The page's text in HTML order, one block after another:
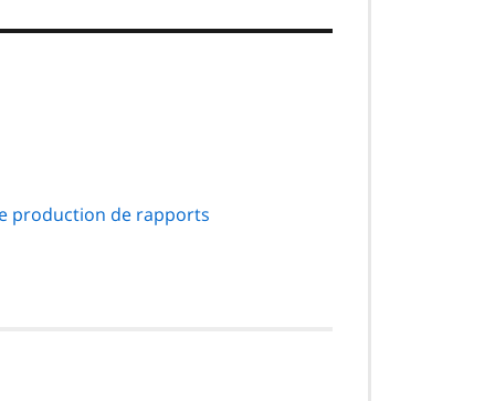
production de rapports